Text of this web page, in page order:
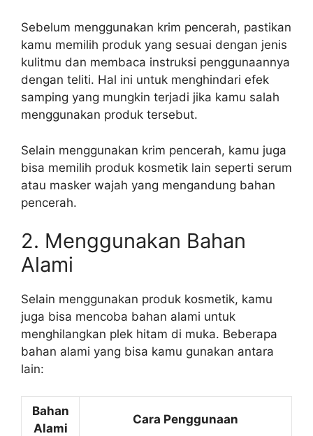
Sebelum menggunakan krim pencerah, pastikan
kamu memilih produk yang sesuai dengan jenis
kulitmu dan membaca instruksi penggunaannya
dengan teliti. Hal ini untuk menghindari efek
samping yang mungkin terjadi jika kamu salah
menggunakan produk tersebut.
Selain menggunakan krim pencerah, kamu juga
bisa memilih produk kosmetik lain seperti serum
atau masker wajah yang mengandung bahan
pencerah.
2. Menggunakan Bahan
Alami
Selain menggunakan produk kosmetik, kamu
juga bisa mencoba bahan alami untuk
menghilangkan plek hitam di muka. Beberapa
bahan alami yang bisa kamu gunakan antara
lain:
Bahan
Alami
Cara Penggunaan